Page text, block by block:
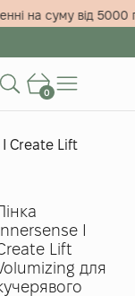
на суму від
0
I Create Lift
I
Lift
для